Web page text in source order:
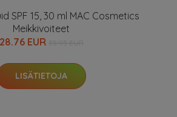
SPF 15, 30 ml MAC Cosmetics
Meikkivoiteet
28.76 EUR
LISÄTIETOJA